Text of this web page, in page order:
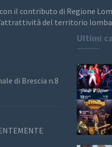
il contributo di Regione
del territorio
di Brescia n.8
Ultimi